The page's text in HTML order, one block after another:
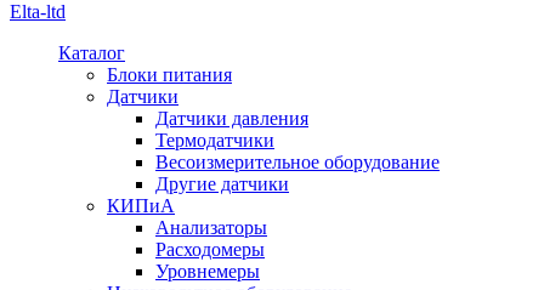
Elta-ltd
Каталог
Блоки питания
Датчики
Датчики давления
Термодатчики
Весоизмерительное оборудование
Другие датчики
КИПиА
Анализаторы
Расходомеры
Уровнемеры